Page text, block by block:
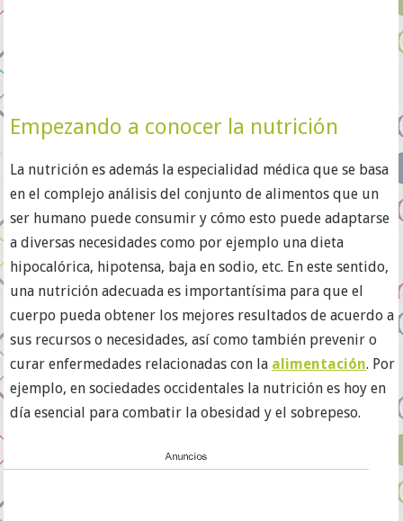
Empezando a conocer la nutrición
La nutrición es además la especialidad médica que se basa
en el complejo análisis del conjunto de alimentos que un
ser humano puede consumir y cómo esto puede adaptarse
a diversas necesidades como por ejemplo una dieta
hipocalórica, hipotensa, baja en sodio, etc. En este sentido,
una nutrición adecuada es importantísima para que el
cuerpo pueda obtener los mejores resultados de acuerdo a
sus recursos o necesidades, así como también prevenir o
curar enfermedades relacionadas con la alimentación. Por
ejemplo, en sociedades occidentales la nutrición es hoy en
día esencial para combatir la obesidad y el sobrepeso.